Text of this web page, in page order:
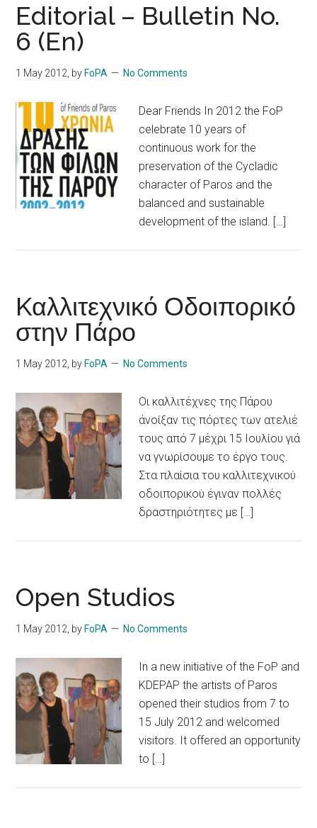
Editorial – Bulletin No.
6 (En)
1 May 2012, by FoPA No Comments
Dear Friends In 2012 the FoP
celebrate 10 years of
continuous work for the
preservation of the Cycladic
character of Paros and the
balanced and sustainable
development of the island. […]
Kαλλιτεχνικό Οδοιπορικό
στην Πάρο
1 May 2012, by FoPA No Comments
Οι καλλιτέχνες της Πάρου
άνοίξαν τις πόρτες των ατελιέ
τους από 7 μέχρι 15 Ιουλίου γιά
να γνωρίσoυμε το έργο τους.
Στα πλαίσια του καλλιτεχνικού
οδοιπορικού έγιναν πολλές
δραστηριότητες με […]
Open Studios
1 May 2012, by FoPA No Comments
In a new initiative of the FoP and
KDEPAP the artists of Paros
opened their studios from 7 to
15 July 2012 and welcomed
visitors. It offered an opportunity
to […]